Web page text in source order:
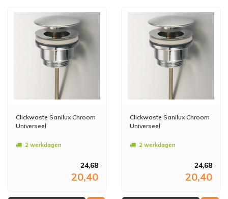
Clickwaste Sanilux Chroom
Universeel
2 werkdagen
24,68
20,40
Clickwaste Sanilux Chroom
Universeel
2 werkdagen
24,68
20,40